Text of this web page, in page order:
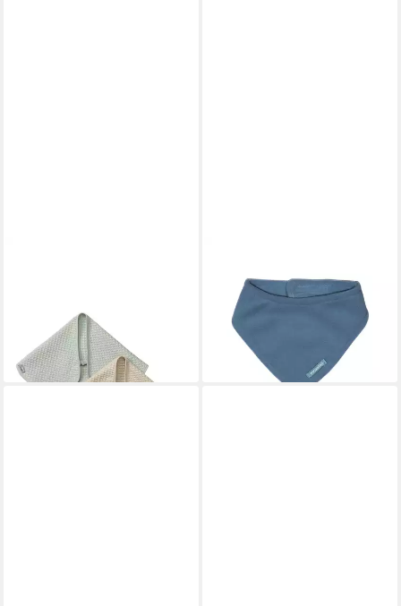
UVP19,99 €
lieferbar - in 3-4 Werktagen bei dir
Klett Fleece, doppelt, (1-St)
9,99 €
lieferbar - in 4-5 Werktagen bei dir